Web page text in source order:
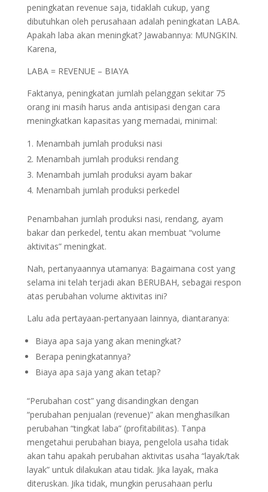
peningkatan revenue saja, tidaklah cukup, yang
dibutuhkan oleh perusahaan adalah peningkatan LABA.
Apakah laba akan meningkat? Jawabannya: MUNGKIN.
Karena,
LABA = REVENUE – BIAYA
Faktanya, peningkatan jumlah pelanggan sekitar 75
orang ini masih harus anda antisipasi dengan cara
meningkatkan kapasitas yang memadai, minimal:
Menambah jumlah produksi nasi
Menambah jumlah produksi rendang
Menambah jumlah produksi ayam bakar
Menambah jumlah produksi perkedel
Penambahan jumlah produksi nasi, rendang, ayam
bakar dan perkedel, tentu akan membuat “volume
aktivitas” meningkat.
Nah, pertanyaannya utamanya: Bagaimana cost yang
selama ini telah terjadi akan BERUBAH, sebagai respon
atas perubahan volume aktivitas ini?
Lalu ada pertayaan-pertanyaan lainnya, diantaranya:
Biaya apa saja yang akan meningkat?
Berapa peningkatannya?
Biaya apa saja yang akan tetap?
“Perubahan cost” yang disandingkan dengan
“perubahan penjualan (revenue)” akan menghasilkan
perubahan “tingkat laba” (profitabilitas). Tanpa
mengetahui perubahan biaya, pengelola usaha tidak
akan tahu apakah perubahan aktivitas usaha “layak/tak
layak” untuk dilakukan atau tidak. Jika layak, maka
diteruskan. Jika tidak, mungkin perusahaan perlu